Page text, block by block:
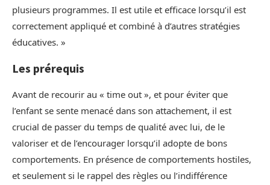
plusieurs programmes. Il est utile et efficace lorsqu’il est
correctement appliqué et combiné à d’autres stratégies
éducatives. »
Les prérequis
Avant de recourir au « time out », et pour éviter que
l’enfant se sente menacé dans son attachement, il est
crucial de passer du temps de qualité avec lui, de le
valoriser et de l’encourager lorsqu’il adopte de bons
comportements. En présence de comportements hostiles,
et seulement si le rappel des règles ou l’indifférence